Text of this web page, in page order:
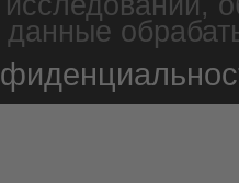
данные